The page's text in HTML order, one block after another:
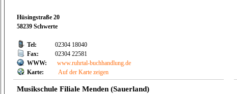
Hüsingstraße 20
58239 Schwerte
Tel:
02304 18040
Fax:
02304 22581
WWW:
www.ruhrtal-buchhandlung.de
Karte:
Auf der Karte zeigen
Musikschule Filiale Menden (Sauerland)